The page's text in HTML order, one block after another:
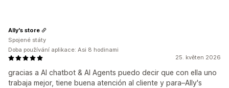
25. květen 2026
gracias a AI chatbot & AI Agents puedo decir que con ella uno
trabaja mejor, tiene buena atención al cliente y para–Ally's
Ally's store
Spojené státy
Doba používání aplikace: Asi 8 hodinami